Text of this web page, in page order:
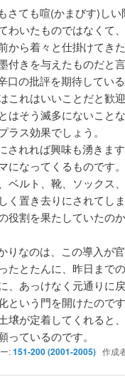
さても喧(かまびす) し
わいたものではなくて
から着々と仕掛けてき
付きを与えたものだと言
口の批評を期待してい
これはいいことだと歓
はそう滅多にないこと
ラス効果でしょう。
されれば興味も湧きま
になってくるものです
ベルト、靴、ソックス
く置き去りにされてし
役割を果たしていたの
りなのは、この導入が
たとたんに、昨日まで
、あっけなく元通りに
という門を開けたので
壌が定着してくれると
っているのです。
:151-200 (2001-2005) 作成